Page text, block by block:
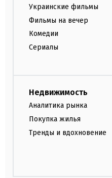
Украинские фильмы
Фильмы на вечер
Комедии
Сериалы
Недвижимость
Аналитика рынка
Покупка жилья
Тренды и вдохновение